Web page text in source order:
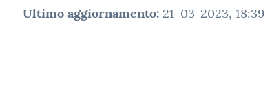
Ultimo aggiornamento: 21-03-2023, 18:39